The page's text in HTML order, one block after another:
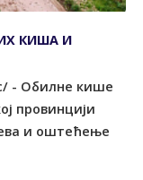
КИША И
- Обилне кише
провинцији
и оштећење